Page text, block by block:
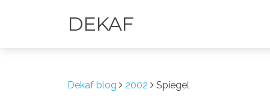
DEKAF
Dekaf blog 2002 Spiegel